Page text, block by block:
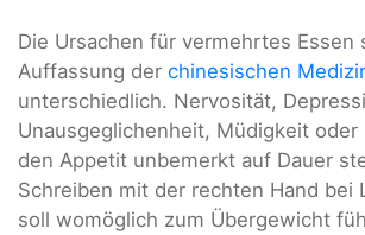
Die Ursachen für vermehrtes Essen
Auffassung der chinesischen
unterschiedlich. Nervosität,
Unausgeglichenheit, Müdigkeit oder
den Appetit unbemerkt auf Dauer
Schreiben mit der rechten Hand bei
soll womöglich zum Übergewicht